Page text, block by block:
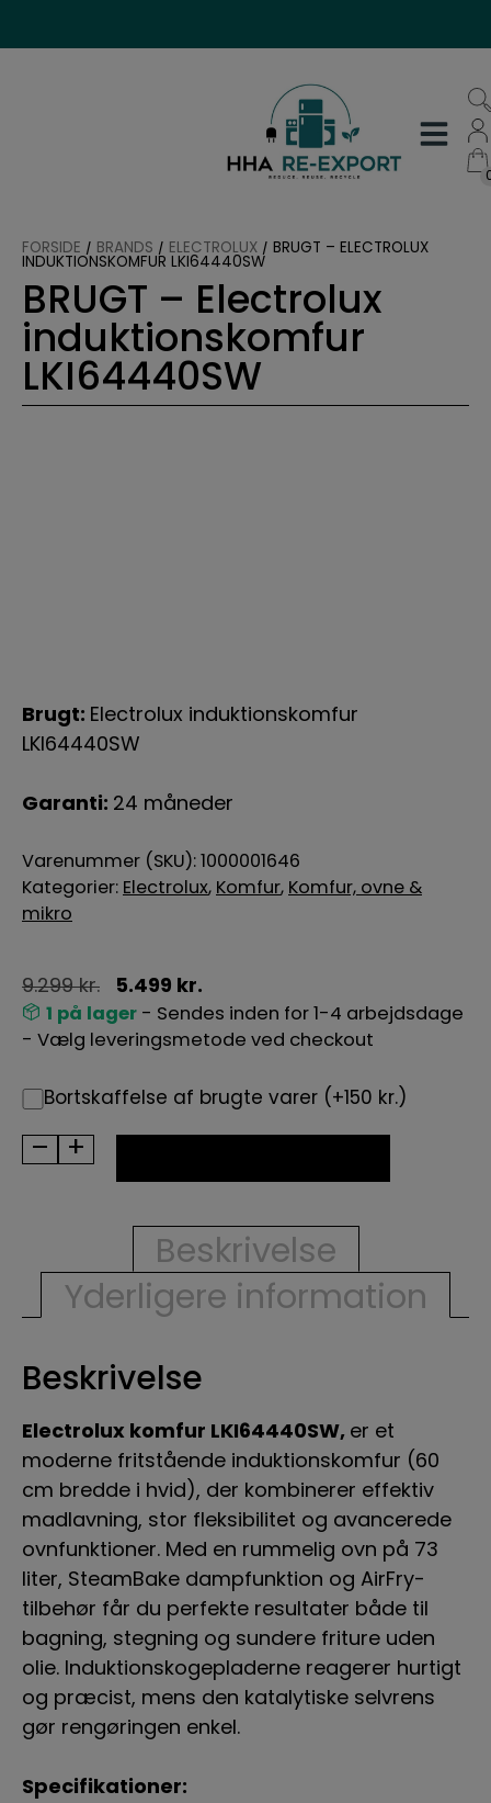
til
FORSIDE / BRANDS / ELECTROLUX / BRUGT – ELECTROLUX
INDUKTIONSKOMFUR LKI64440SW
BRUGT – Electrolux
induktionskomfur
LKI64440SW
Brugt: Electrolux induktionskomfur
LKI64440SW
Garanti: 24 måneder
Varenummer (SKU): 1000001646
Kategorier: Electrolux, Komfur, Komfur, ovne &
mikro
9.299kr. 5.499 kr.
1 på lager- Sendes inden for 1-4 arbejdsdage
- Vælg leveringsmetode ved checkout
Bortskaffelse af brugte varer (+150 kr.)
–
BRUGT
induktionskomfur
LKI64440SW
antal
+
Beskrivelse
Yderligere information
Beskrivelse
Electrolux komfur LKI64440SW, er et
moderne fritstående induktionskomfur (60
cm bredde i hvid), der kombinerer effektiv
madlavning, stor fleksibilitet og avancerede
ovnfunktioner. Med en rummelig ovn på 73
liter, SteamBake dampfunktion og AirFry-
tilbehør får du perfekte resultater både til
bagning, stegning og sundere friture uden
olie. Induktionskogepladerne reagerer hurtigt
og præcist, mens den katalytiske selvrens
gør rengøringen enkel.
Specifikationer: